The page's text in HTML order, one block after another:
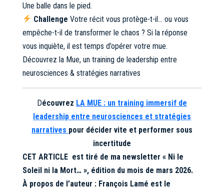
Une balle dans le pied.
Challenge Votre récit vous protège-t-il… ou vous
empêche-t-il de transformer le chaos ? Si la réponse
vous inquiète, il est temps d’opérer votre mue.
Découvrez la Mue, un training de leadership entre
neurosciences & stratégies narratives
Découvrez LA MUE : un training immersif de
leadership entre neurosciences et stratégies
narratives pour décider vite et performer sous
incertitude
CET ARTICLE est tiré de ma newsletter « Ni le
Soleil ni la Mort… », édition du mois de mars 2026.
À propos de l’auteur : François Lamé est le